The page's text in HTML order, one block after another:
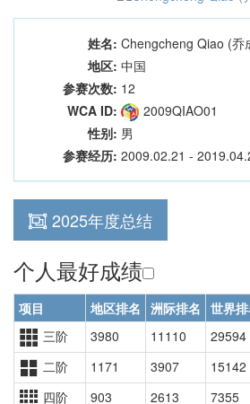
姓名: Chengcheng Qiao (乔
地区: 中国
参赛次数: 12
WCA ID:
2009QIAO01
性别: 男
参赛经历: 2009.02.21 -
2025年度总结
个人最好成绩
项目 地区排名 洲际排名 世界
三阶
3980 11110 29594
二阶
1171 3907 15142
四阶
903 2613 7355